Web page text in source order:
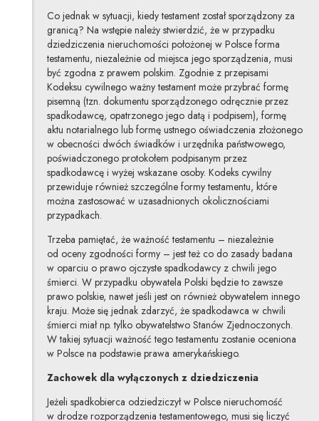
Co jednak w sytuacji, kiedy testament został sporządzony za
granicą? Na wstępie należy stwierdzić, że w przypadku
dziedziczenia nieruchomości położonej w Polsce forma
testamentu, niezależnie od miejsca jego sporządzenia, musi
być zgodna z prawem polskim. Zgodnie z przepisami
Kodeksu cywilnego ważny testament może przybrać formę
pisemną (tzn. dokumentu sporządzonego odręcznie przez
spadkodawcę, opatrzonego jego datą i podpisem), formę
aktu notarialnego lub formę ustnego oświadczenia złożonego
w obecności dwóch świadków i urzędnika państwowego,
poświadczonego protokołem podpisanym przez
spadkodawcę i wyżej wskazane osoby. Kodeks cywilny
przewiduje również szczególne formy testamentu, które
można zastosować w uzasadnionych okolicznościami
przypadkach.
Trzeba pamiętać, że ważność testamentu – niezależnie
od oceny zgodności formy – jest też co do zasady badana
w oparciu o prawo ojczyste spadkodawcy z chwili jego
śmierci. W przypadku obywatela Polski będzie to zawsze
prawo polskie, nawet jeśli jest on również obywatelem innego
kraju. Może się jednak zdarzyć, że spadkodawca w chwili
śmierci miał np. tylko obywatelstwo Stanów Zjednoczonych.
W takiej sytuacji ważność tego testamentu zostanie oceniona
w Polsce na podstawie prawa amerykańskiego.
Zachowek dla wyłączonych z dziedziczenia
Jeżeli spadkobierca odziedziczył w Polsce nieruchomość
w drodze rozporządzenia testamentowego, musi się liczyć